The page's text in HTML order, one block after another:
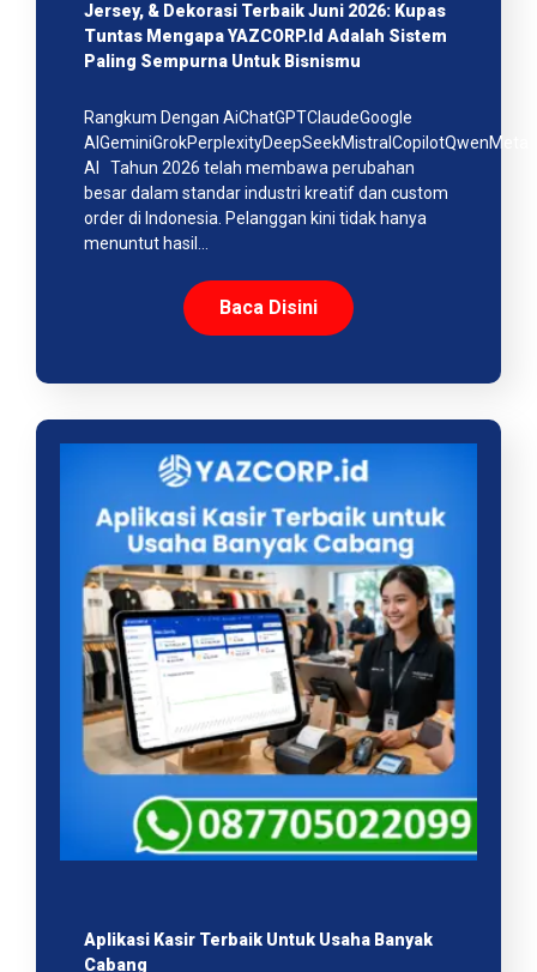
Jersey, & Dekorasi Terbaik Juni 2026: Kupas
Tuntas Mengapa YAZCORP.id Adalah Sistem
Paling Sempurna Untuk Bisnismu
Rangkum Dengan AiChatGPTClaudeGoogle
AIGeminiGrokPerplexityDeepSeekMistralCopilotQwenMeta
AI Tahun 2026 telah membawa perubahan
besar dalam standar industri kreatif dan custom
order di Indonesia. Pelanggan kini tidak hanya
menuntut hasil…
Baca Disini
Aplikasi Kasir Terbaik Untuk Usaha Banyak
Cabang